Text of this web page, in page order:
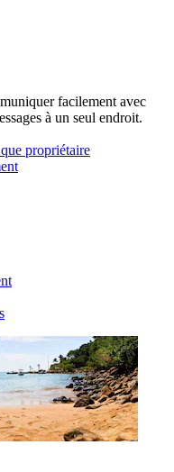
facilement avec
à un seul endroit.
propriétaire